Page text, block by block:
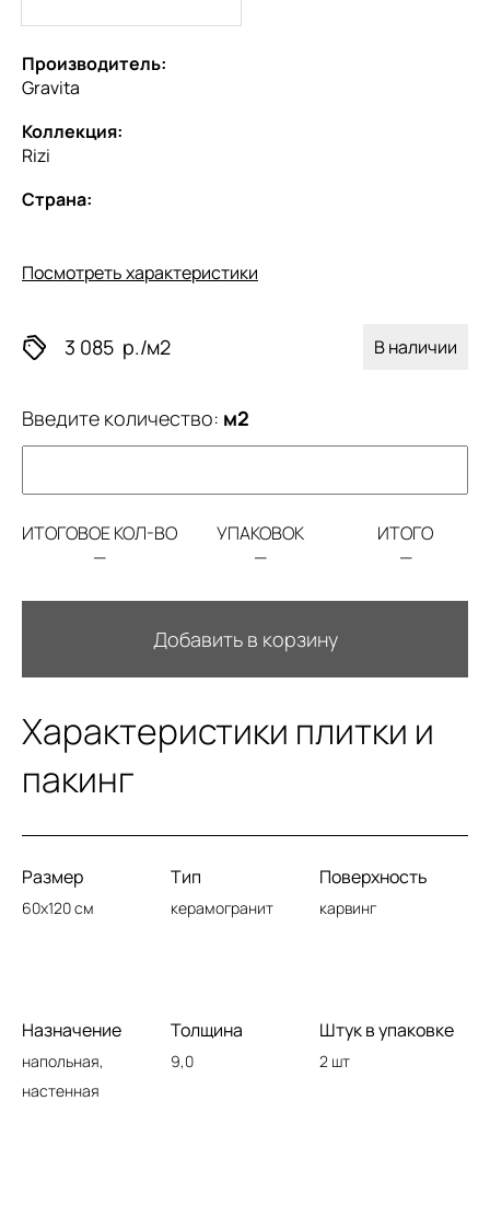
Производитель:
Gravita
Коллекция:
Rizi
Страна:
Посмотреть характеристики
3 085 р./м2 В наличии
Введите количество: м2
ИТОГОВОЕ КОЛ-ВО
—
УПАКОВОК
—
ИТОГО
—
Добавить в корзину
Характеристики плитки и
пакинг
Размер
60x120 см
Тип
керамогранит
Поверхность
карвинг
Назначение
напольная,
настенная
Толщина
9,0
Штук в упаковке
2 шт